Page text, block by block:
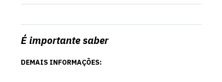
É importante saber
DEMAIS INFORMAÇÕES: